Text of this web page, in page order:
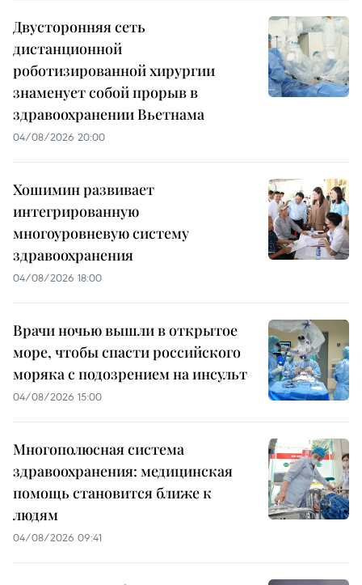
Двусторонняя сеть
дистанционной
роботизированной хирургии
знаменует собой прорыв в
здравоохранении Вьетнама
04/08/2026 20:00
Хошимин развивает
интегрированную
многоуровневую систему
здравоохранения
04/08/2026 18:00
Врачи ночью вышли в открытое
море, чтобы спасти российского
моряка с подозрением на инсульт
04/08/2026 15:00
Многополюсная система
здравоохранения: медицинская
помощь становится ближе к
людям
04/08/2026 09:41